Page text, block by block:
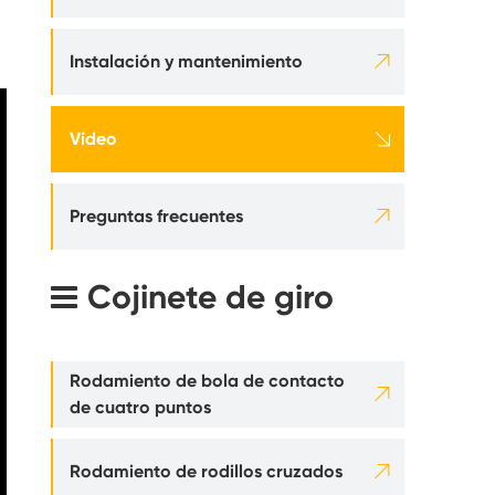
Instalación y mantenimiento 
Vídeo 
Preguntas frecuentes 
Cojinete de giro
Rodamiento de bola de contacto
de cuatro puntos

Rodamiento de rodillos cruzados 